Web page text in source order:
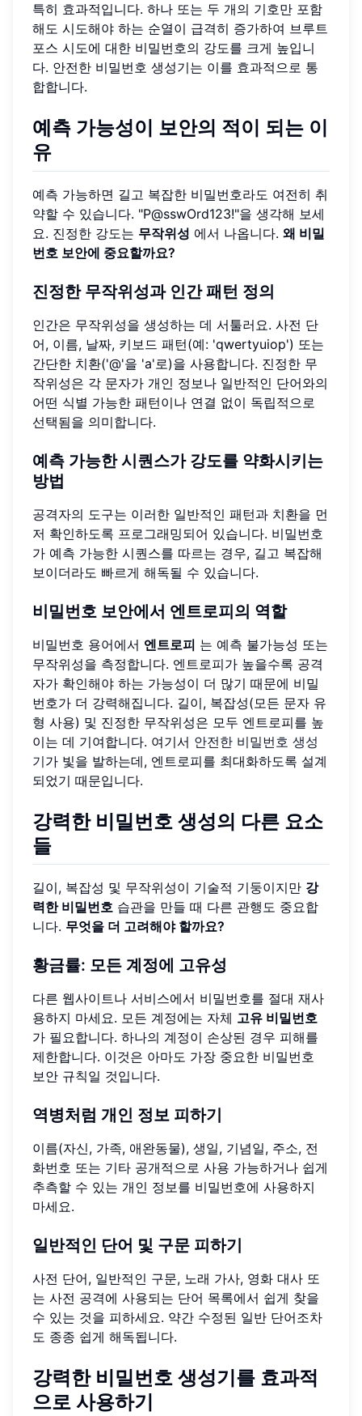
특히 효과적입니다. 하나 또는 두 개의 기호만 포함
해도 시도해야 하는 순열이 급격히 증가하여 브루트
포스 시도에 대한 비밀번호의 강도를 크게 높입니
다. 안전한 비밀번호 생성기는 이를 효과적으로 통
합합니다.
예측 가능성이 보안의 적이 되는 이
유
예측 가능하면 길고 복잡한 비밀번호라도 여전히 취
약할 수 있습니다. "P@sswOrd123!"을 생각해 보세
요. 진정한 강도는 무작위성 에서 나옵니다. 왜 비밀
번호 보안에 중요할까요?
진정한 무작위성과 인간 패턴 정의
인간은 무작위성을 생성하는 데 서툴러요. 사전 단
어, 이름, 날짜, 키보드 패턴(예: 'qwertyuiop') 또는
간단한 치환('@'을 'a'로)을 사용합니다. 진정한 무
작위성은 각 문자가 개인 정보나 일반적인 단어와의
어떤 식별 가능한 패턴이나 연결 없이 독립적으로
선택됨을 의미합니다.
예측 가능한 시퀀스가 강도를 약화시키는
방법
공격자의 도구는 이러한 일반적인 패턴과 치환을 먼
저 확인하도록 프로그래밍되어 있습니다. 비밀번호
가 예측 가능한 시퀀스를 따르는 경우, 길고 복잡해
보이더라도 빠르게 해독될 수 있습니다.
비밀번호 보안에서 엔트로피의 역할
비밀번호 용어에서 엔트로피 는 예측 불가능성 또는
무작위성을 측정합니다. 엔트로피가 높을수록 공격
자가 확인해야 하는 가능성이 더 많기 때문에 비밀
번호가 더 강력해집니다. 길이, 복잡성(모든 문자 유
형 사용) 및 진정한 무작위성은 모두 엔트로피를 높
이는 데 기여합니다. 여기서 안전한 비밀번호 생성
기가 빛을 발하는데, 엔트로피를 최대화하도록 설계
되었기 때문입니다.
강력한 비밀번호 생성의 다른 요소
들
길이, 복잡성 및 무작위성이 기술적 기둥이지만 강
력한 비밀번호 습관을 만들 때 다른 관행도 중요합
니다. 무엇을 더 고려해야 할까요?
황금률: 모든 계정에 고유성
다른 웹사이트나 서비스에서 비밀번호를 절대 재사
용하지 마세요. 모든 계정에는 자체 고유 비밀번호
가 필요합니다. 하나의 계정이 손상된 경우 피해를
제한합니다. 이것은 아마도 가장 중요한 비밀번호
보안 규칙일 것입니다.
역병처럼 개인 정보 피하기
이름(자신, 가족, 애완동물), 생일, 기념일, 주소, 전
화번호 또는 기타 공개적으로 사용 가능하거나 쉽게
추측할 수 있는 개인 정보를 비밀번호에 사용하지
마세요.
일반적인 단어 및 구문 피하기
사전 단어, 일반적인 구문, 노래 가사, 영화 대사 또
는 사전 공격에 사용되는 단어 목록에서 쉽게 찾을
수 있는 것을 피하세요. 약간 수정된 일반 단어조차
도 종종 쉽게 해독됩니다.
강력한 비밀번호 생성기를 효과적
으로 사용하기